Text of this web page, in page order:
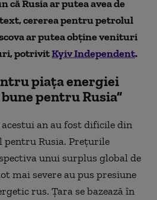
că Rusia ar putea avea de
cererea pentru petrolul
ar putea obține venituri
potrivitKyiv Independent.
piața energiei
pentru Rusia”
an au fost dificile din
pentru Rusia. Prețurile
unui surplus global de
mai severe au pus presiune
rus. Țara se bazează în